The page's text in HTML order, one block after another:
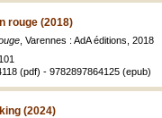
rouge (2018)
, Varennes : AdA éditions, 2018
(pdf) - 9782897864125 (epub)
(2024)